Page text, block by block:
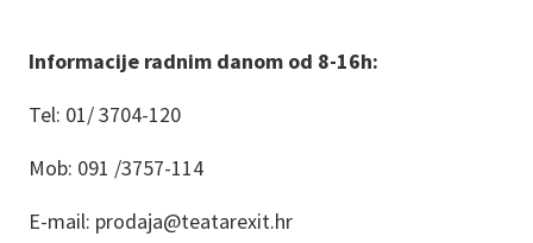
Informacije radnim danom od 8-16h:
Tel: 01/ 3704-120
Mob: 091 /3757-114
E-mail: prodaja@teatarexit.hr